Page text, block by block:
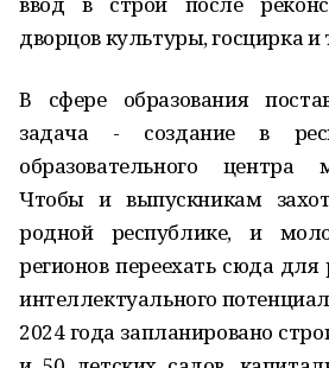
дворцов культуры, госцирка и
В сфере образования
задача - создание в
образовательного центра
Чтобы и выпускникам
родной республике, и
регионов переехать сюда для
интеллектуального
2024 года запланировано